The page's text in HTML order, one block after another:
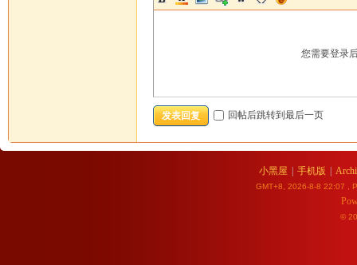
您需要登录
发表回复 回帖后跳转到最后一页
小黑屋 手机版
GMT+8, 2026-8-8 22:07 ,
©